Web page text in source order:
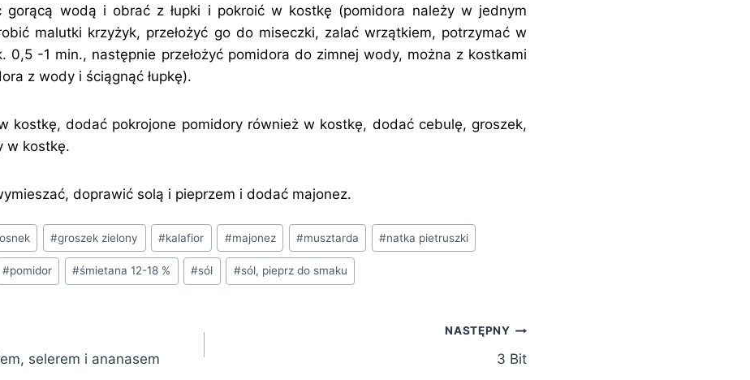
gorącą wodą i obrać z łupki i pokroić w kostkę (pomidora należy w jednym
malutki krzyżyk, przełożyć go do miseczki, zalać wrzątkiem, potrzymać w
0,5 -1 min., następnie przełożyć pomidora do zimnej wody, można z kostkami
z wody i ściągnąć łupkę).
kostkę, dodać pokrojone pomidory również w kostkę, dodać cebulę, groszek,
w kostkę.
doprawić solą i pieprzem i dodać majonez.
#groszek zielony #kalafior #majonez #musztarda #natka pietruszki
#pomidor #śmietana 12-18 % #sól #sól, pieprz do smaku
selerem i ananasem
NASTĘPNY
3 Bit